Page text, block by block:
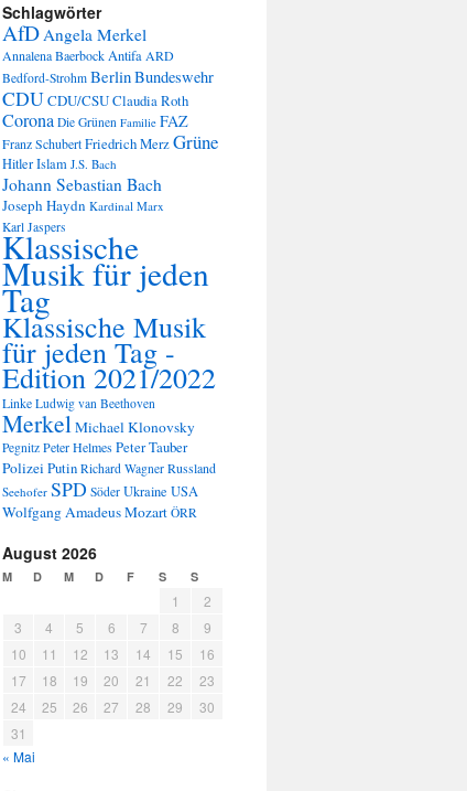
Schlagwörter
AfDAngela Merkel
Annalena BaerbockAntifa ARD
Bedford-Strohm BerlinBundeswehr
CDUCDU/CSUClaudia Roth
Corona Die Grünen Familie FAZ
Franz SchubertFriedrich MerzGrüne
HitlerIslam J.S. Bach
Johann Sebastian Bach
Joseph Haydn Kardinal Marx
Karl Jaspers
Klassische
Musik für jeden
Tag
Klassische Musik
für jeden Tag -
Edition 2021/2022
Linke Ludwig van Beethoven
MerkelMichael Klonovsky
Pegnitz Peter HelmesPeter Tauber
PolizeiPutin Richard Wagner Russland
Seehofer SPD Söder Ukraine USA
Wolfgang Amadeus Mozart ÖRR
August 2026
M D M D F S S
1
2
3
4 5 6 7 8
9
10
11 12 13 14 15
16
17
18 19 20 21 22
23
24
25 26 27 28 29
30
31
« Mai